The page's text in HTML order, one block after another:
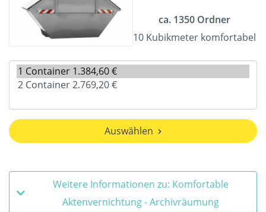
ca. 1350 Ordner
10 Kubikmeter komfortabel
Auswählen
Weitere Informationen zu: Komfortable
Aktenvernichtung - Archivräumung